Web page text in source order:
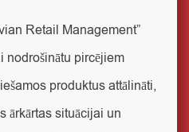
Retail Management”
nodrošinātu pircējiem
produktus attālināti,
ārkārtas situācijai un